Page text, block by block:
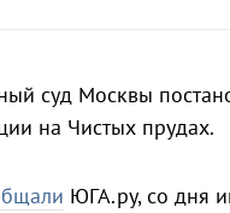
суд Москвы
на Чистых прудах.
ЮГА.ру, со дня